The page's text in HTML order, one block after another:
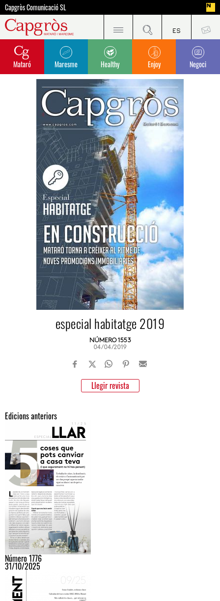
Capgròs Comunicació SL
Mataró Maresme Healthy Enjoy Negoci
especial habitatge 2019
NÚMERO 1553
04/04/2019
Llegir revista
Edicions anteriors
Número 1776
31/10/2025